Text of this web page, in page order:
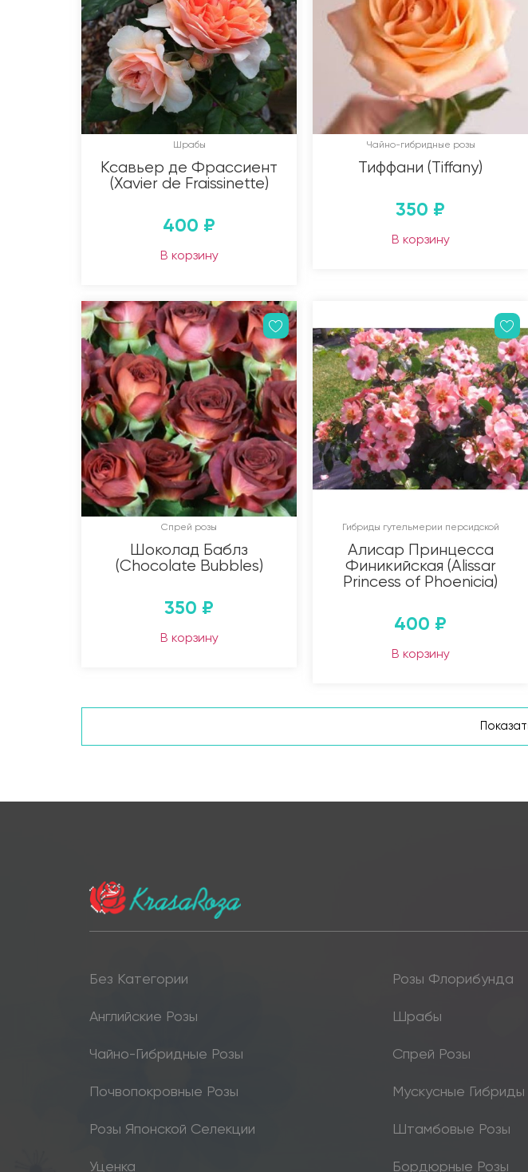
Шрабы
Ксавьер де Фрассиент
(Xavier de Fraissinette)
400 ₽
В корзину
Чайно-гибридные розы
Тиффани (Tiffany)
350 ₽
В корзину
Спрей розы
Шоколад Баблз
(Chocolate Bubbles)
350 ₽
В корзину
Гибриды гутельмерии персидской
Алисар Принцесса
Финикийская (Alissar
Princess of Phoenicia)
400 ₽
В корзину
Без Категории Розы Флорибунда
Английские Розы Шрабы
Чайно-Гибридные Розы Спрей Розы
Почвопокровные Розы Мускусные Гибриды
Розы Японской Селекции Штамбовые Розы
Уценка Бордюрные Розы